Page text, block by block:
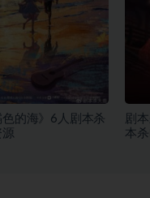
色的海》6人剧本杀
源
剧
本